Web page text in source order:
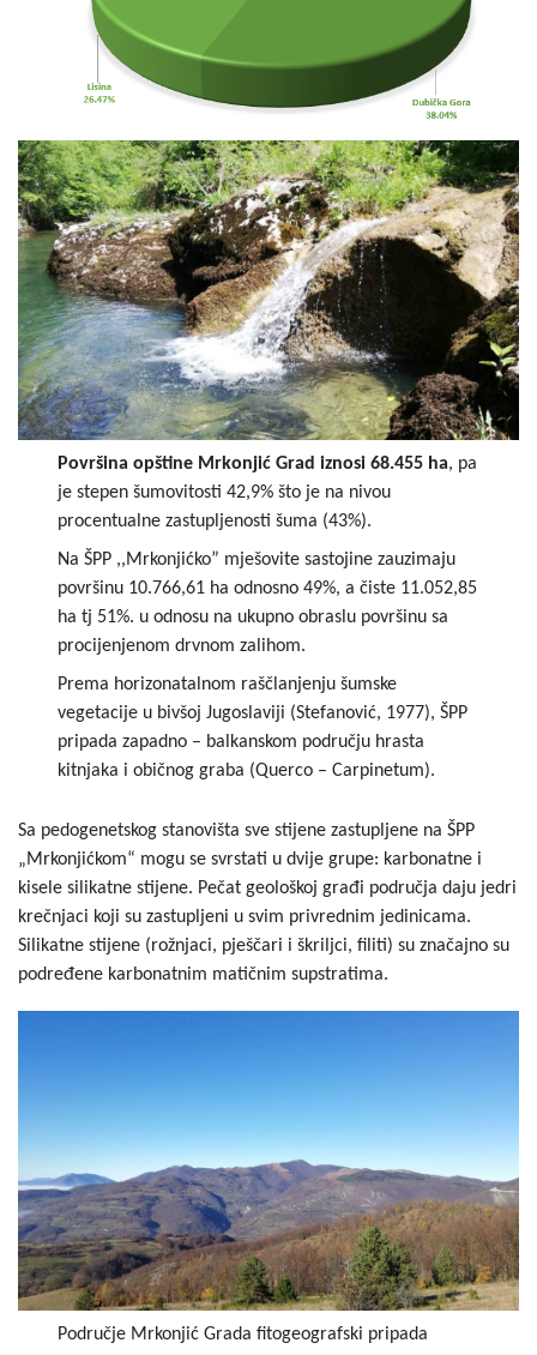
Površina opštine Mrkonjić Grad iznosi 68.455 ha, pa
je stepen šumovitosti 42,9% što je na nivou
procentualne zastupljenosti šuma (43%).
Na ŠPP ,,Mrkonjićko” mješovite sastojine zauzimaju
površinu 10.766,61 ha odnosno 49%, a čiste 11.052,85
ha tj 51%. u odnosu na ukupno obraslu površinu sa
procijenjenom drvnom zalihom.
Prema horizonatalnom raščlanjenju šumske
vegetacije u bivšoj Jugoslaviji (Stefanović, 1977), ŠPP
pripada zapadno – balkanskom području hrasta
kitnjaka i običnog graba (Querco – Carpinetum).
Sa pedogenetskog stanovišta sve stijene zastupljene na ŠPP
„Mrkonjićkom“ mogu se svrstati u dvije grupe: karbonatne i
kisele silikatne stijene. Pečat geološkoj građi područja daju jedri
krečnjaci koji su zastupljeni u svim privrednim jedinicama.
Silikatne stijene (rožnjaci, pješčari i škriljci, filiti) su značajno su
podređene karbonatnim matičnim supstratima.
Područje Mrkonjić Grada fitogeografski pripada